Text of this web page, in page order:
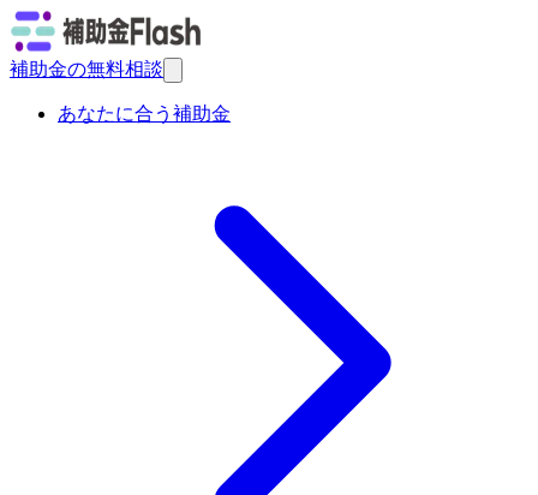
補助金の無料相談
あなたに合う補助金